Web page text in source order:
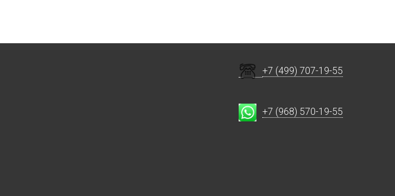
+7 (499) 707-19-55
+7 (968) 570-19-55